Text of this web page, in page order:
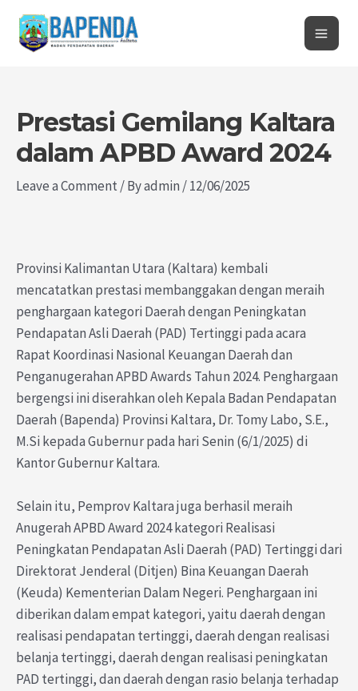
content
Prestasi Gemilang Kaltara
dalam APBD Award 2024
Leave a Comment / Byadmin /12/06/2025
Provinsi Kalimantan Utara (Kaltara) kembali
mencatatkan prestasi membanggakan dengan meraih
penghargaan kategori Daerah dengan Peningkatan
Pendapatan Asli Daerah (PAD) Tertinggi pada acara
Rapat Koordinasi Nasional Keuangan Daerah dan
Penganugerahan APBD Awards Tahun 2024. Penghargaan
bergengsi ini diserahkan oleh Kepala Badan Pendapatan
Daerah (Bapenda) Provinsi Kaltara, Dr. Tomy Labo, S.E.,
M.Si kepada Gubernur pada hari Senin (6/1/2025) di
Kantor Gubernur Kaltara.
Selain itu, Pemprov Kaltara juga berhasil meraih
Anugerah APBD Award 2024 kategori Realisasi
Peningkatan Pendapatan Asli Daerah (PAD) Tertinggi dari
Direktorat Jenderal (Ditjen) Bina Keuangan Daerah
(Keuda) Kementerian Dalam Negeri. Penghargaan ini
diberikan dalam empat kategori, yaitu daerah dengan
realisasi pendapatan tertinggi, daerah dengan realisasi
belanja tertinggi, daerah dengan realisasi peningkatan
PAD tertinggi, dan daerah dengan rasio belanja terhadap
navigation